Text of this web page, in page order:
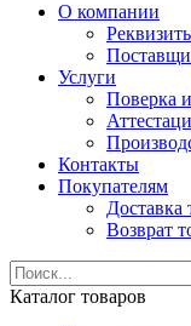
О компании
Услуги
Поверка
Контакты
Покупателям
Доставка
Возврат
Каталог товаров